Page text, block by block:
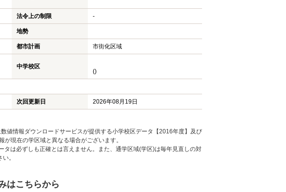
法令上の制限 -
地勢
都市計画 市街化区域
中学校区
()
次回更新日
2026年08月19日
値情報ダウンロードサービスが提供する小学校区データ【2016年度】及び
現在の学区域と異なる場合がございます。
は必ずしも正確とは言えません。また、通学区域(学区)は毎年見直しの対
。
はこちらから